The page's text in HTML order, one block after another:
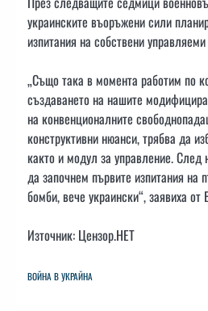
украинските въоръжени сили
изпитания на собствени
„Също така в момента работим по
създаването на нашите
на конвенционалните
конструктивни нюанси, трябва да
както и модул за управление. След
да започнем първите изпитания на
бомби, вече украински“, заявиха от
Източник: Цензор.НЕТ
ВОЙНА В УКРАЙНА